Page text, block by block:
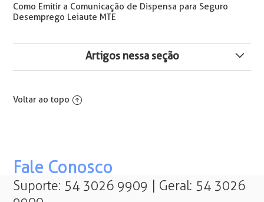
Como Emitir a Comunicação de Dispensa para Seguro
Desemprego Leiaute MTE
Artigos nessa seção
Suspensão Contratual por Reclamação Trabalhista com
Pedido de Rescisão Indireta
Voltar ao topo
Fale Conosco
Suporte: 54 3026 9909 | Geral: 54 3026